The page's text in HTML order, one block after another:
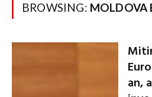
BROWSING: MOLDOVA
an,